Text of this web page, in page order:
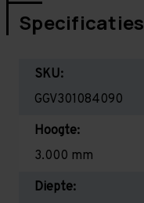
Specificaties
SKU:
GGV301084090
Hoogte:
3.000 mm
Diepte: